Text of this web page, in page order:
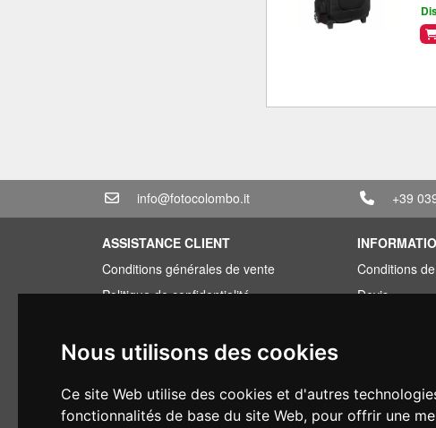
Nous utilisons des cookies
Ce site Web utilise des cookies et d'autres
fonctionnalités de base du site Web, pour offrir une
info@fotocolombo.it +39
ASSISTANCE CLIENT
Conditions générales de vente
Politique de confidentialité
Conditions de garantie
Droit de rétractation
Conditions
Devis
Occasion